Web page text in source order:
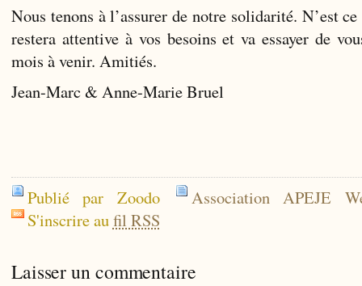
Nous tenons à l’assurer de notre solidarité. N’est
restera attentive à vos besoins et va essayer de
mois à venir. Amitiés.
Jean-Marc & Anne-Marie Bruel
Publié par Zoodo
Association APEJE
S'inscrire aufil RSS
Laisser un commentaire